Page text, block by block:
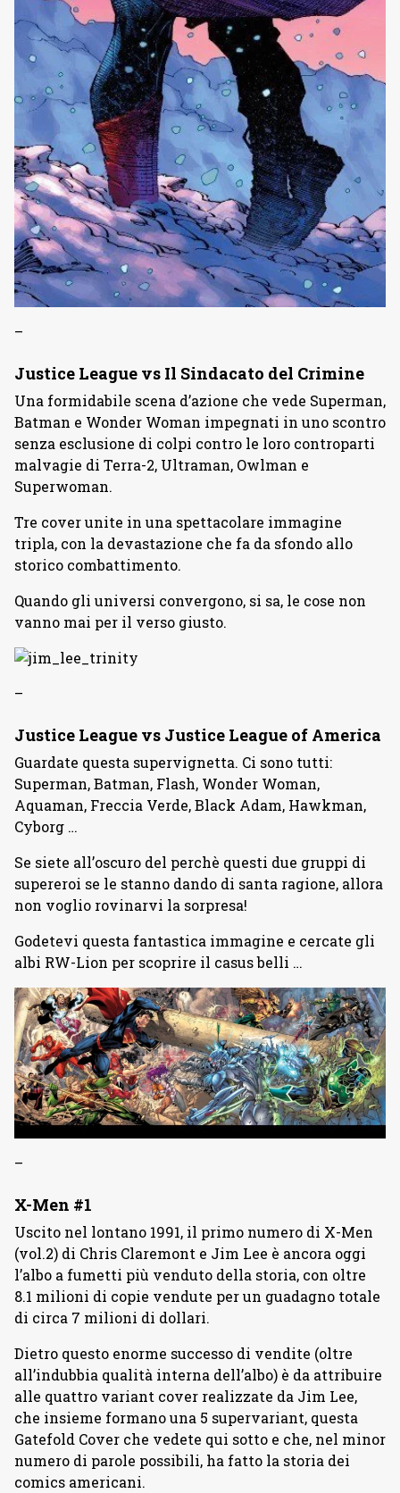
–
Justice League vs Il Sindacato del Crimine
Una formidabile scena d’azione che vede Superman,
Batman e Wonder Woman impegnati in uno scontro
senza esclusione di colpi contro le loro controparti
malvagie di Terra-2, Ultraman, Owlman e
Superwoman.
Tre cover unite in una spettacolare immagine
tripla, con la devastazione che fa da sfondo allo
storico combattimento.
Quando gli universi convergono, si sa, le cose non
vanno mai per il verso giusto.
–
Justice League vs Justice League of America
Guardate questa supervignetta. Ci sono tutti:
Superman, Batman, Flash, Wonder Woman,
Aquaman, Freccia Verde, Black Adam, Hawkman,
Cyborg …
Se siete all’oscuro del perchè questi due gruppi di
supereroi se le stanno dando di santa ragione, allora
non voglio rovinarvi la sorpresa!
Godetevi questa fantastica immagine e cercate gli
albi RW-Lion per scoprire il casus belli …
–
X-Men #1
Uscito nel lontano 1991, il primo numero di X-Men
(vol.2) di Chris Claremont e Jim Lee è ancora oggi
l’albo a fumetti più venduto della storia, con oltre
8.1 milioni di copie vendute per un guadagno totale
di circa 7 milioni di dollari.
Dietro questo enorme successo di vendite (oltre
all’indubbia qualità interna dell’albo) è da attribuire
alle quattro variant cover realizzate da Jim Lee,
che insieme formano una 5 supervariant, questa
Gatefold Cover che vedete qui sotto e che, nel minor
numero di parole possibili, ha fatto la storia dei
comics americani.